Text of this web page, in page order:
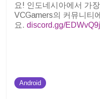
요! 인도네시아에서 가
VCGamers의 커뮤니티
요. discord.gg/
Android